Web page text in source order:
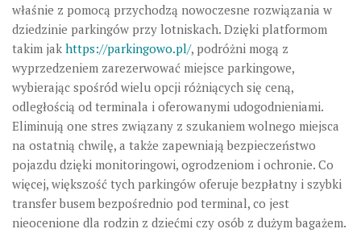
właśnie z pomocą przychodzą nowoczesne rozwiązania w
dziedzinie parkingów przy lotniskach. Dzięki platformom
takim jak https://parkingowo.pl/, podróżni mogą z
wyprzedzeniem zarezerwować miejsce parkingowe,
wybierając spośród wielu opcji różniących się ceną,
odległością od terminala i oferowanymi udogodnieniami.
Eliminują one stres związany z szukaniem wolnego miejsca
na ostatnią chwilę, a także zapewniają bezpieczeństwo
pojazdu dzięki monitoringowi, ogrodzeniom i ochronie. Co
więcej, większość tych parkingów oferujebezpłatny i szybki
transfer busembezpośrednio pod terminal, co jest
nieocenione dla rodzin z dziećmi czy osób z dużym bagażem.